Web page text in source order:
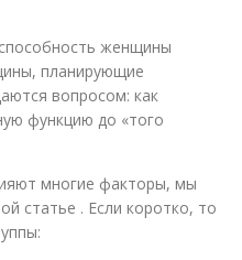
женщины
планирующие
вопросом: как
функцию до «того
многие факторы, мы
статье . Если коротко, то